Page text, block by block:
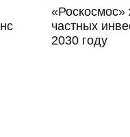
частных
2030 году